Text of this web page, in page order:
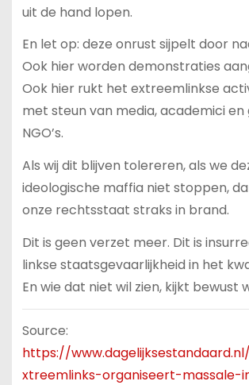
uit de hand lopen.
En let op: deze onrust sijpelt door
Ook hier worden demonstraties
Ook hier rukt het extreemlinkse
met steun van media, academici
NGO’s.
Als wij dit blijven tolereren, als we
ideologische maffia niet stoppen,
onze rechtsstaat straks in brand.
Dit is geen verzet meer. Dit is
linkse staatsgevaarlijkheid in het
En wie dat niet wil zien, kijkt bewust
Source:
https://
xtreemlinks-organiseert-massale-